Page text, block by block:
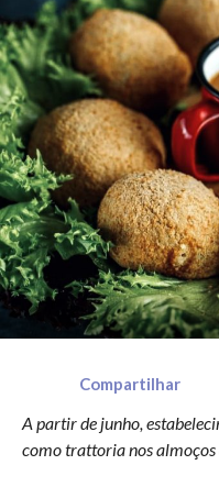
Compartilhar
A partir de junho,
como trattoria nos